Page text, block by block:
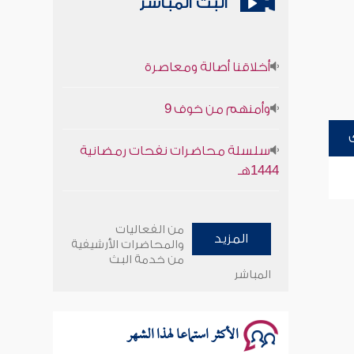
1444هـ
وأمنهم من خوف 9
المزيد
من الفعاليات
والمحاضرات الأرشيفية
من خدمة البث
المباشر
الأكثر استماعا لهذا الشهر